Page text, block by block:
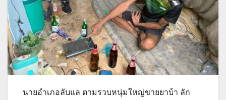
นายอำเภอลับแล ตามรวบหนุ่มใหญ่ขายยาบ้า ลัก